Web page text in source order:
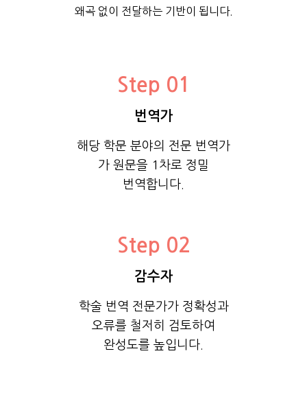
왜곡 없이 전달하는 기반이 됩니다.
Step 01
번역가
해당 학문 분야의 전문 번역가
가 원문을 1차로 정밀
번역합니다.
Step 02
감수자
학술 번역 전문가가 정확성과
오류를 철저히 검토하여
완성도를 높입니다.